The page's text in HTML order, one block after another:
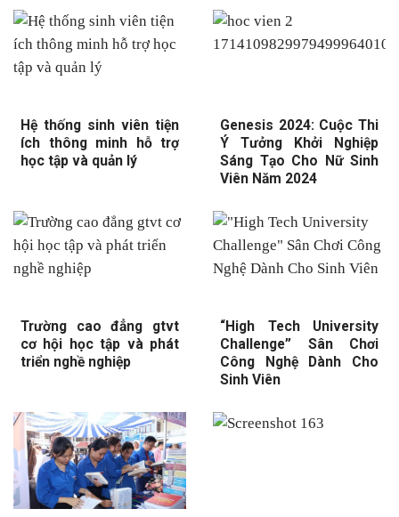
Hệ thống sinh viên tiện
ích thông minh hỗ trợ
học tập và quản lý
Genesis 2024: Cuộc Thi
Ý Tưởng Khởi Nghiệp
Sáng Tạo Cho Nữ Sinh
Viên Năm 2024
Trường cao đẳng gtvt
cơ hội học tập và phát
triển nghề nghiệp
“High Tech University
Challenge” Sân Chơi
Công Nghệ Dành Cho
Sinh Viên